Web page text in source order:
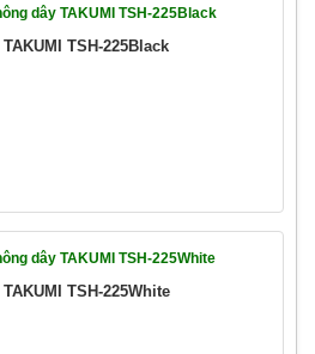
TSH-225Black
TSH-225White